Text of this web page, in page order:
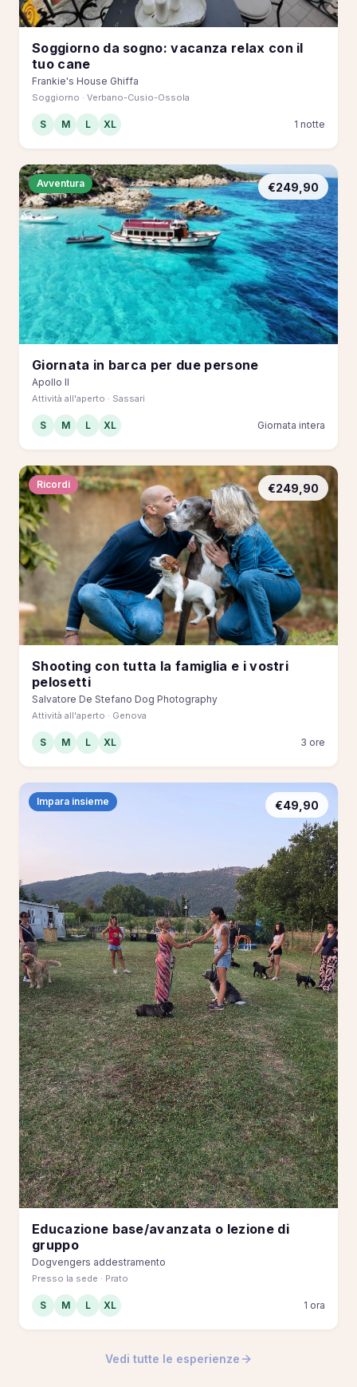
Soggiorno da sogno: vacanza relax con il
tuo cane
Frankie's House Ghiffa
Soggiorno · Verbano-Cusio-Ossola
S M L XL 1 notte
Avventura €249,90
Giornata in barca per due persone
Apollo II
Attività all'aperto · Sassari
S M L XL Giornata intera
Ricordi €249,90
Shooting con tutta la famiglia e i vostri
pelosetti
Salvatore De Stefano Dog Photography
Attività all'aperto · Genova
S M L XL 3 ore
Impara insieme €49,90
Educazione base/avanzata o lezione di
gruppo
Dogvengers addestramento
Presso la sede · Prato
S M L XL 1 ora
Vedi tutte le esperienze